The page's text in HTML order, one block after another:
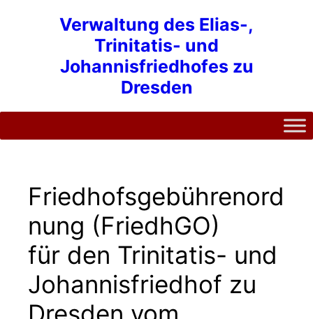
Verwaltung des Elias-,
Trinitatis- und
Johannisfriedhofes zu
Dresden
Friedhofsgebührenord
nung (FriedhGO)
für den Trinitatis- und
Johannisfriedhof zu